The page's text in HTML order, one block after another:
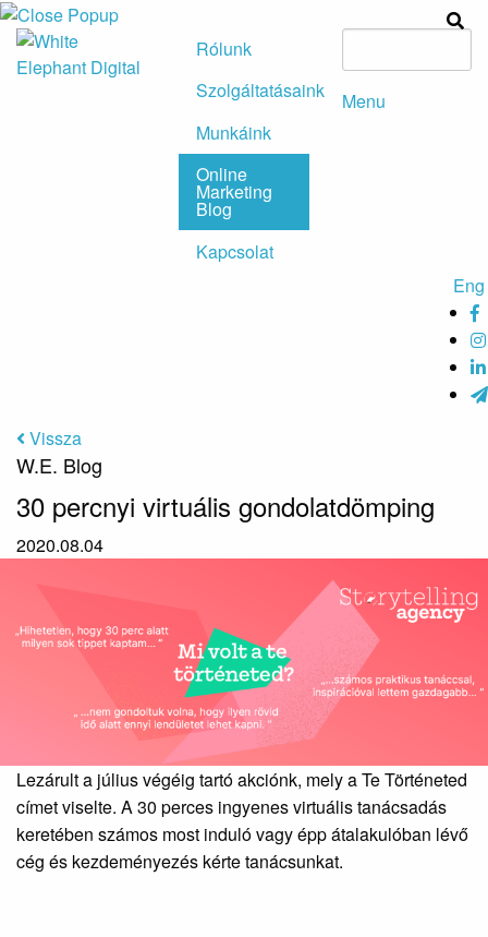
Rólunk
Szolgáltatásaink
Munkáink
Online
Marketing
Blog
Kapcsolat
Menu
Eng
Vissza
W.E. Blog
30 percnyi virtuális gondolatdömping
2020.08.04
Lezárult a július végéig tartó akciónk, mely a Te Történeted
címet viselte. A 30 perces ingyenes virtuális tanácsadás
keretében számos most induló vagy épp átalakulóban lévő
cég és kezdeményezés kérte tanácsunkat.